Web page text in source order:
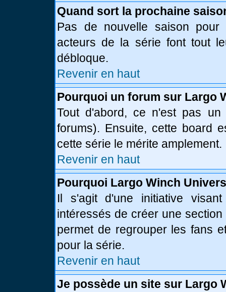
Quand sort la prochaine
Pas de nouvelle saison pour
acteurs de la série font tout
débloque.
Revenir en haut
Pourquoi un forum sur Largo
Tout d'abord, ce n'est pas un
forums). Ensuite, cette board
cette série le mérite amplement.
Revenir en haut
Pourquoi Largo Winch
Il s'agit d'une initiative
intéressés de créer une
permet de regrouper les fans
pour la série.
Revenir en haut
Je possède un site sur Largo